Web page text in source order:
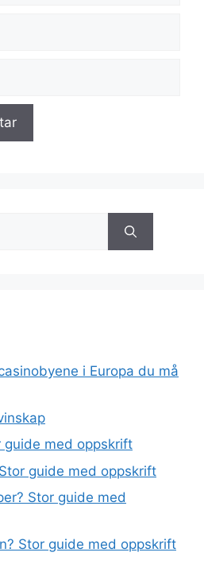
i Europa du må
guide med oppskrift
guide med oppskrift
Stor guide med
Stor guide med oppskrift